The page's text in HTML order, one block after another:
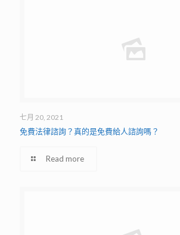
七月 20, 2021
免費法律諮詢？真的是免費給人諮詢嗎？
Read more